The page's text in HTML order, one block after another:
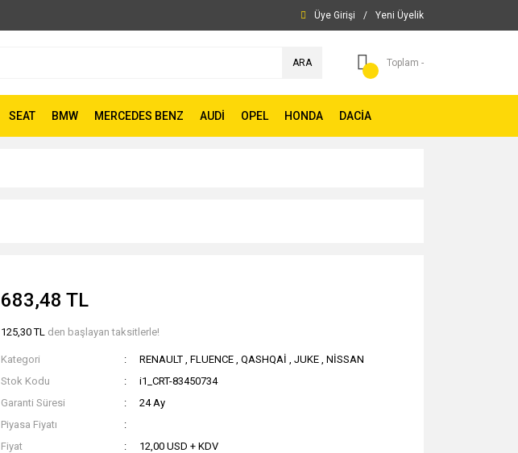
Üye Girişi / Yeni Üyelik
ARA Toplam -
SEAT BMW MERCEDES BENZ AUDİ OPEL HONDA DACİA
683,48 TL
125,30 TL den başlayan taksitlerle!
Kategori RENAULT , FLUENCE , QASHQAİ , JUKE , NİSSAN
Stok Kodu
i1_CRT-83450734
Garanti Süresi
24 Ay
Piyasa Fiyatı
Fiyat
12,00 USD + KDV